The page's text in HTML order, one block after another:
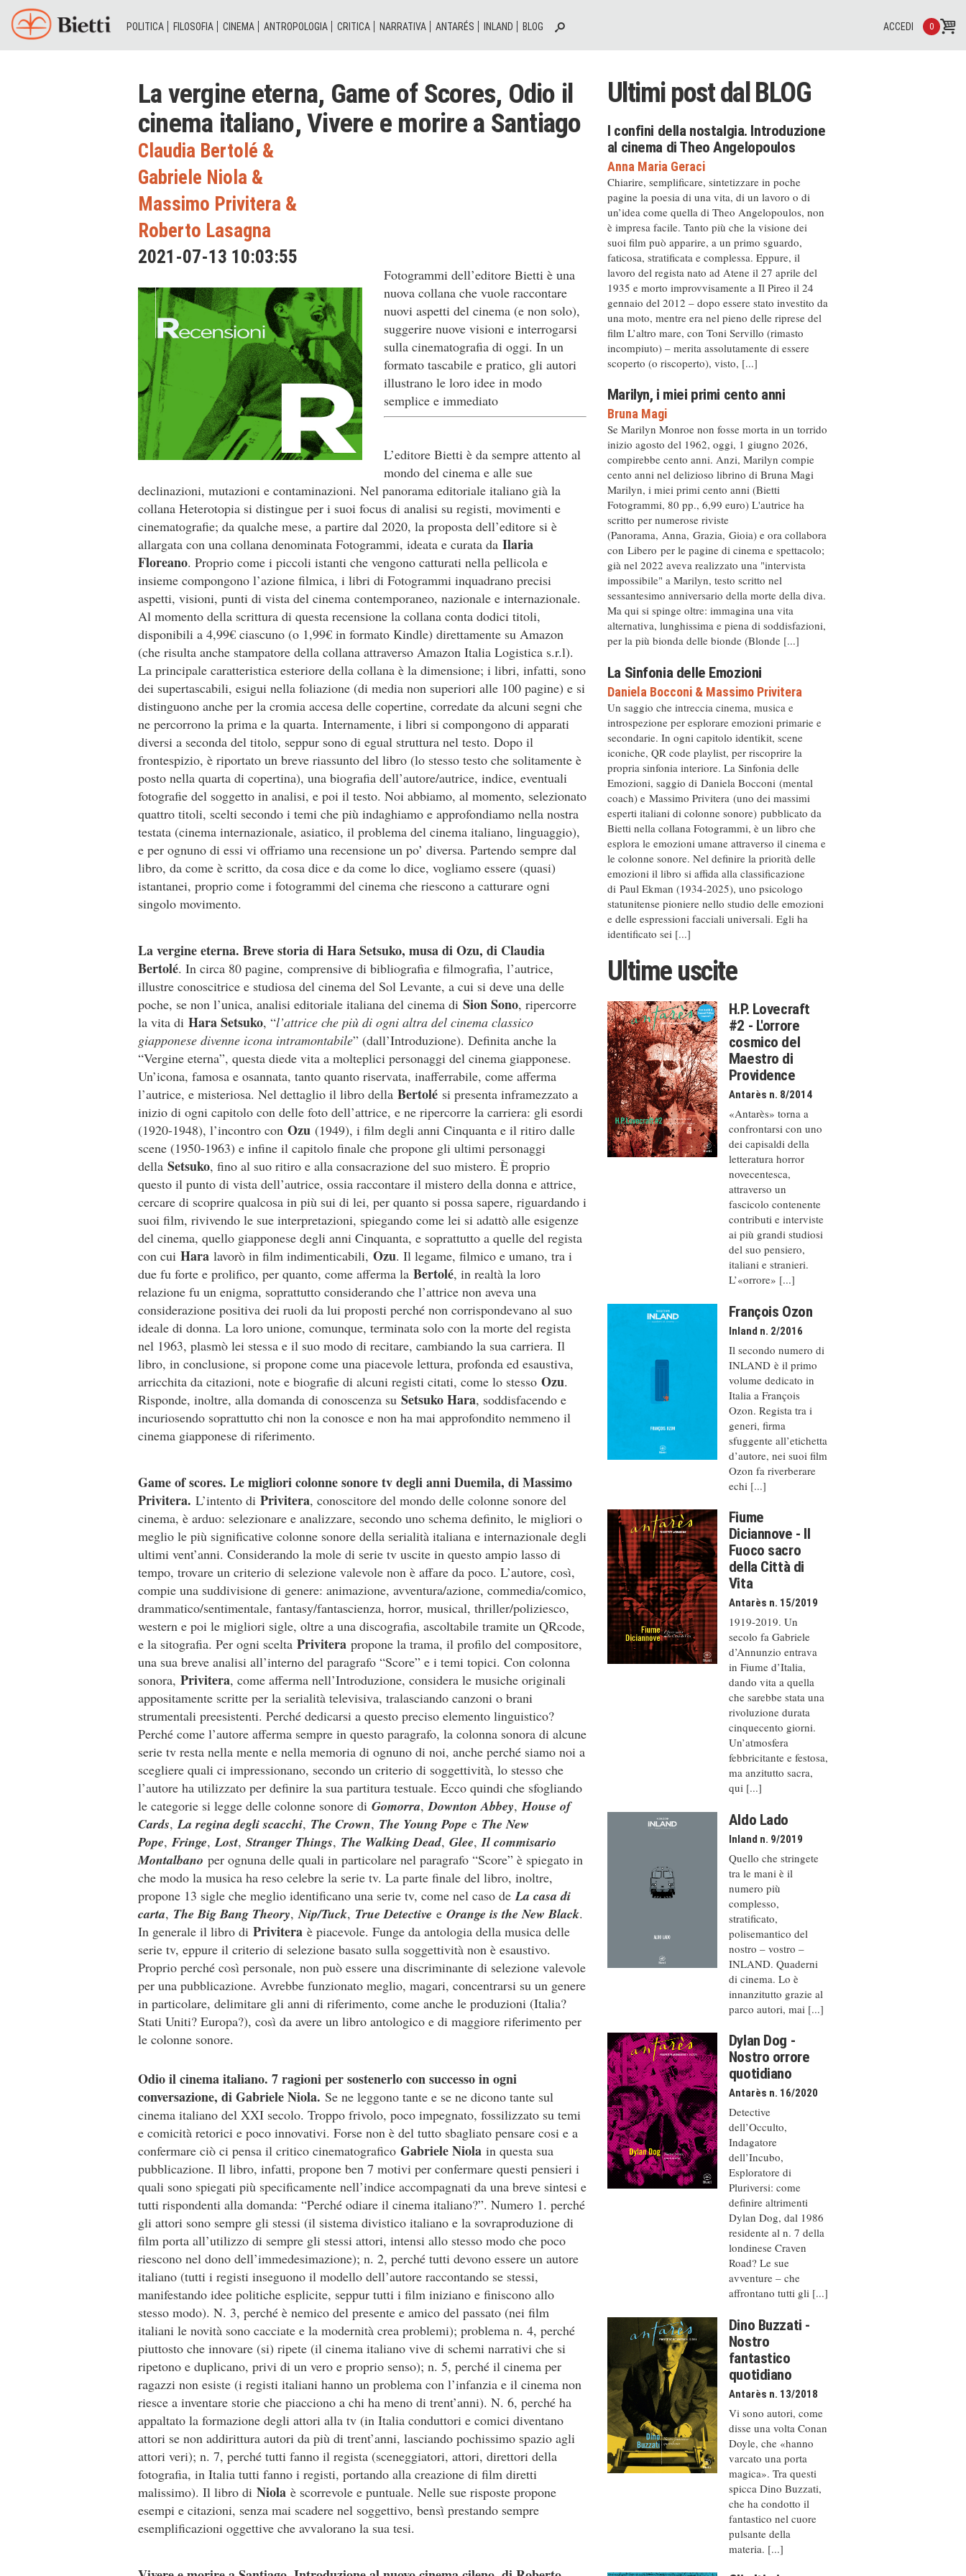
POLITICA FILOSOFIA CINEMA ANTROPOLOGIA CRITICA NARRATIVA ANTARÉS INLAND BLOG 0
ACCEDI
La vergine eterna, Game of Scores, Odio il
cinema italiano, Vivere e morire a Santiago
Claudia Bertolé &
Gabriele Niola &
Massimo Privitera &
Roberto Lasagna
2021-07-13 10:03:55
Fotogrammi dell’editore Bietti è una
nuova collana che vuole raccontare
nuovi aspetti del cinema (e non solo),
suggerire nuove visioni e interrogarsi
sulla cinematografia di oggi. In un
formato tascabile e pratico, gli autori
illustrano le loro idee in modo
semplice e immediato
L’editore Bietti è da sempre attento al
mondo del cinema e alle sue
declinazioni, mutazioni e contaminazioni. Nel panorama editoriale italiano già la
collana Heterotopia si distingue per i suoi focus di analisi su registi, movimenti e
cinematografie; da qualche mese, a partire dal 2020, la proposta dell’editore si è
allargata con una collana denominata Fotogrammi, ideata e curata da Ilaria
Floreano. Proprio come i piccoli istanti che vengono catturati nella pellicola e
insieme compongono l’azione filmica, i libri di Fotogrammi inquadrano precisi
aspetti, visioni, punti di vista del cinema contemporaneo, nazionale e internazionale.
Al momento della scrittura di questa recensione la collana conta dodici titoli,
disponibili a 4,99€ ciascuno (o 1,99€ in formato Kindle) direttamente su Amazon
(che risulta anche stampatore della collana attraverso Amazon Italia Logistica s.r.l).
La principale caratteristica esteriore della collana è la dimensione; i libri, infatti, sono
dei supertascabili, esigui nella foliazione (di media non superiori alle 100 pagine) e si
distinguono anche per la cromia accesa delle copertine, corredate da alcuni segni che
ne percorrono la prima e la quarta. Internamente, i libri si compongono di apparati
diversi a seconda del titolo, seppur sono di egual struttura nel testo. Dopo il
frontespizio, è riportato un breve riassunto del libro (lo stesso testo che solitamente è
posto nella quarta di copertina), una biografia dell’autore/autrice, indice, eventuali
fotografie del soggetto in analisi, e poi il testo. Noi abbiamo, al momento, selezionato
quattro titoli, scelti secondo i temi che più indaghiamo e approfondiamo nella nostra
testata (cinema internazionale, asiatico, il problema del cinema italiano, linguaggio),
e per ognuno di essi vi offriamo una recensione un po’ diversa. Partendo sempre dal
libro, da come è scritto, da cosa dice e da come lo dice, vogliamo essere (quasi)
istantanei, proprio come i fotogrammi del cinema che riescono a catturare ogni
singolo movimento.
La vergine eterna. Breve storia di Hara Setsuko, musa di Ozu, di Claudia
Bertolé. In circa 80 pagine, comprensive di bibliografia e filmografia, l’autrice,
illustre conoscitrice e studiosa del cinema del Sol Levante, a cui si deve una delle
poche, se non l’unica, analisi editoriale italiana del cinema di Sion Sono, ripercorre
la vita di Hara Setsuko, “l’attrice che più di ogni altra del cinema classico
giapponese divenne icona intramontabile” (dall’Introduzione). Definita anche la
“Vergine eterna”, questa diede vita a molteplici personaggi del cinema giapponese.
Un’icona, famosa e osannata, tanto quanto riservata, inafferrabile, come afferma
l’autrice, e misteriosa. Nel dettaglio il libro della Bertolé si presenta inframezzato a
inizio di ogni capitolo con delle foto dell’attrice, e ne ripercorre la carriera: gli esordi
(1920-1948), l’incontro con Ozu (1949), i film degli anni Cinquanta e il ritiro dalle
scene (1950-1963) e infine il capitolo finale che propone gli ultimi personaggi
della Setsuko, fino al suo ritiro e alla consacrazione del suo mistero. È proprio
questo il punto di vista dell’autrice, ossia raccontare il mistero della donna e attrice,
cercare di scoprire qualcosa in più sui di lei, per quanto si possa sapere, riguardando i
suoi film, rivivendo le sue interpretazioni, spiegando come lei si adattò alle esigenze
del cinema, quello giapponese degli anni Cinquanta, e soprattutto a quelle del regista
con cui Hara lavorò in film indimenticabili, Ozu. Il legame, filmico e umano, tra i
due fu forte e prolifico, per quanto, come afferma la Bertolé, in realtà la loro
relazione fu un enigma, soprattutto considerando che l’attrice non aveva una
considerazione positiva dei ruoli da lui proposti perché non corrispondevano al suo
ideale di donna. La loro unione, comunque, terminata solo con la morte del regista
nel 1963, plasmò lei stessa e il suo modo di recitare, cambiando la sua carriera. Il
libro, in conclusione, si propone come una piacevole lettura, profonda ed esaustiva,
arricchita da citazioni, note e biografie di alcuni registi citati, come lo stesso Ozu.
Risponde, inoltre, alla domanda di conoscenza su Setsuko Hara, soddisfacendo e
incuriosendo soprattutto chi non la conosce e non ha mai approfondito nemmeno il
cinema giapponese di riferimento.
Game of scores. Le migliori colonne sonore tv degli anni Duemila, di Massimo
Privitera. L’intento di Privitera, conoscitore del mondo delle colonne sonore del
cinema, è arduo: selezionare e analizzare, secondo uno schema definito, le migliori o
meglio le più significative colonne sonore della serialità italiana e internazionale degli
ultimi vent’anni. Considerando la mole di serie tv uscite in questo ampio lasso di
tempo, trovare un criterio di selezione valevole non è affare da poco. L’autore, così,
compie una suddivisione di genere: animazione, avventura/azione, commedia/comico,
drammatico/sentimentale, fantasy/fantascienza, horror, musical, thriller/poliziesco,
western e poi le migliori sigle, oltre a una discografia, ascoltabile tramite un QRcode,
e la sitografia. Per ogni scelta Privitera propone la trama, il profilo del compositore,
una sua breve analisi all’interno del paragrafo “Score” e i temi topici. Con colonna
sonora, Privitera, come afferma nell’Introduzione, considera le musiche originali
appositamente scritte per la serialità televisiva, tralasciando canzoni o brani
strumentali preesistenti. Perché dedicarsi a questo preciso elemento linguistico?
Perché come l’autore afferma sempre in questo paragrafo, la colonna sonora di alcune
serie tv resta nella mente e nella memoria di ognuno di noi, anche perché siamo noi a
scegliere quali ci impressionano, secondo un criterio di soggettività, lo stesso che
l’autore ha utilizzato per definire la sua partitura testuale. Ecco quindi che sfogliando
le categorie si legge delle colonne sonore di Gomorra,Downton Abbey,House of
Cards,La regina degli scacchi, The Crown, The Young Pope e The New
Pope, Fringe,Lost, Stranger Things, The Walking Dead, Glee,Il commisario
Montalbano per ognuna delle quali in particolare nel paragrafo “Score” è spiegato in
che modo la musica ha reso celebre la serie tv. La parte finale del libro, inoltre,
propone 13 sigle che meglio identificano una serie tv, come nel caso deLa casa di
carta, The Big Bang Theory,Nip/Tuck, True Detective e Orange is the New Black.
In generale il libro di Privitera è piacevole. Funge da antologia della musica delle
serie tv, eppure il criterio di selezione basato sulla soggettività non è esaustivo.
Proprio perché così personale, non può essere una discriminante di selezione valevole
per una pubblicazione. Avrebbe funzionato meglio, magari, concentrarsi su un genere
in particolare, delimitare gli anni di riferimento, come anche le produzioni (Italia?
Stati Uniti? Europa?), così da avere un libro antologico e di maggiore riferimento per
le colonne sonore.
Odio il cinema italiano. 7 ragioni per sostenerlo con successo in ogni
conversazione, di Gabriele Niola. Se ne leggono tante e se ne dicono tante sul
cinema italiano del XXI secolo. Troppo frivolo, poco impegnato, fossilizzato su temi
e comicità retorici e poco innovativi. Forse non è del tutto sbagliato pensare cosi e a
confermare ciò ci pensa il critico cinematografico Gabriele Niola in questa sua
pubblicazione. Il libro, infatti, propone ben 7 motivi per confermare questi pensieri i
quali sono spiegati più specificamente nell’indice accompagnati da una breve sintesi e
tutti rispondenti alla domanda: “Perché odiare il cinema italiano?”. Numero 1. perché
gli attori sono sempre gli stessi (il sistema divistico italiano e la sovraproduzione di
film porta all’utilizzo di sempre gli stessi attori, intensi allo stesso modo che poco
riescono nel dono dell’immedesimazione); n. 2, perché tutti devono essere un autore
italiano (tutti i registi inseguono il modello dell’autore raccontando se stessi,
manifestando idee politiche esplicite, seppur tutti i film iniziano e finiscono allo
stesso modo). N. 3, perché è nemico del presente e amico del passato (nei film
italiani le novità sono cacciate e la modernità crea problemi); problema n. 4, perché
piuttosto che innovare (si) ripete (il cinema italiano vive di schemi narrativi che si
ripetono e duplicano, privi di un vero e proprio senso); n. 5, perché il cinema per
ragazzi non esiste (i registi italiani hanno un problema con l’infanzia e il cinema non
riesce a inventare storie che piacciono a chi ha meno di trent’anni). N. 6, perché ha
appaltato la formazione degli attori alla tv (in Italia conduttori e comici diventano
attori se non addirittura autori da più di trent’anni, lasciando pochissimo spazio agli
attori veri); n. 7, perché tutti fanno il regista (sceneggiatori, attori, direttori della
fotografia, in Italia tutti fanno i registi, portando alla creazione di film diretti
malissimo). Il libro di Niola è scorrevole e puntuale. Nelle sue risposte propone
esempi e citazioni, senza mai scadere nel soggettivo, bensì prestando sempre
esemplificazioni oggettive che avvalorano la sua tesi.
Ultimi post dal BLOG
I confini della nostalgia. Introduzione
al cinema di Theo Angelopoulos
Anna Maria Geraci
Chiarire, semplificare, sintetizzare in poche
pagine la poesia di una vita, di un lavoro o di
un’idea come quella di Theo Angelopoulos, non
è impresa facile. Tanto più che la visione dei
suoi film può apparire, a un primo sguardo,
faticosa, stratificata e complessa. Eppure, il
lavoro del regista nato ad Atene il 27 aprile del
1935 e morto improvvisamente a Il Pireo il 24
gennaio del 2012 – dopo essere stato investito da
una moto, mentre era nel pieno delle riprese del
film L’altro mare, con Toni Servillo (rimasto
incompiuto) – merita assolutamente di essere
scoperto (o riscoperto), visto, [...]
Marilyn, i miei primi cento anni
Bruna Magi
Se Marilyn Monroe non fosse morta in un torrido
inizio agosto del 1962, oggi, 1 giugno 2026,
compirebbe cento anni. Anzi, Marilyn compie
cento anni nel delizioso librino di Bruna Magi
Marilyn, i miei primi cento anni (Bietti
Fotogrammi, 80 pp., 6,99 euro) L'autrice ha
scritto per numerose riviste
(Panorama, Anna, Grazia, Gioia) e ora collabora
con Libero per le pagine di cinema e spettacolo;
già nel 2022 aveva realizzato una "intervista
impossibile" a Marilyn, testo scritto nel
sessantesimo anniversario della morte della diva.
Ma qui si spinge oltre: immagina una vita
alternativa, lunghissima e piena di soddisfazioni,
per la più bionda delle bionde (Blonde [...]
La Sinfonia delle Emozioni
Daniela Bocconi& Massimo Privitera
Un saggio che intreccia cinema, musica e
introspezione per esplorare emozioni primarie e
secondarie. In ogni capitolo identikit, scene
iconiche, QR code playlist, per riscoprire la
propria sinfonia interiore. La Sinfonia delle
Emozioni, saggio di Daniela Bocconi (mental
coach) e Massimo Privitera (uno dei massimi
esperti italiani di colonne sonore) pubblicato da
Bietti nella collana Fotogrammi, è un libro che
esplora le emozioni umane attraverso il cinema e
le colonne sonore. Nel definire la priorità delle
emozioni il libro si affida alla classificazione
di Paul Ekman (1934-2025), uno psicologo
statunitense pioniere nello studio delle emozioni
e delle espressioni facciali universali. Egli ha
identificato sei [...]
Ultime uscite
H.P. Lovecraft
#2 - L'orrore
cosmico del
Maestro di
Providence
Antarès n. 8/2014
«Antarès» torna a
confrontarsi con uno
dei capisaldi della
letteratura horror
novecentesca,
attraverso un
fascicolo contenente
contributi e interviste
ai più grandi studiosi
del suo pensiero,
italiani e stranieri.
L’«orrore» [...]
François Ozon
Inland n. 2/2016
Il secondo numero di
INLAND è il primo
volume dedicato in
Italia a François
Ozon. Regista tra i
generi, firma
sfuggente all’etichetta
d’autore, nei suoi film
Ozon fa riverberare
echi [...]
Fiume
Diciannove - Il
Fuoco sacro
della Città di
Vita
Antarès n. 15/2019
1919-2019. Un
secolo fa Gabriele
d’Annunzio entrava
in Fiume d’Italia,
dando vita a quella
che sarebbe stata una
rivoluzione durata
cinquecento giorni.
Un’atmosfera
febbricitante e festosa,
ma anzitutto sacra,
qui [...]
Aldo Lado
Inland n. 9/2019
Quello che stringete
tra le mani è il
numero più
complesso,
stratificato,
polisemantico del
nostro – vostro –
INLAND. Quaderni
di cinema. Lo è
innanzitutto grazie al
parco autori, mai [...]
Dylan Dog -
Nostro orrore
quotidiano
Antarès n. 16/2020
Detective
dell’Occulto,
Indagatore
dell’Incubo,
Esploratore di
Pluriversi: come
definire altrimenti
Dylan Dog, dal 1986
residente al n. 7 della
londinese Craven
Road? Le sue
avventure – che
affrontano tutti gli [...]
Dino Buzzati -
Nostro
fantastico
quotidiano
Antarès n. 13/2018
Vi sono autori, come
disse una volta Conan
Doyle, che «hanno
varcato una porta
magica». Tra questi
spicca Dino Buzzati,
che ha condotto il
fantastico nel cuore
pulsante della
materia. [...]